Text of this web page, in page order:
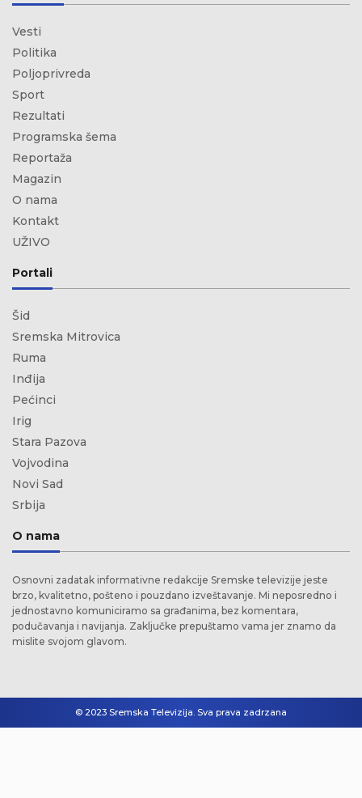
Vesti
Politika
Poljoprivreda
Sport
Rezultati
Programska šema
Reportaža
Magazin
O nama
Kontakt
UŽIVO
Portali
Šid
Sremska Mitrovica
Ruma
Inđija
Pećinci
Irig
Stara Pazova
Vojvodina
Novi Sad
Srbija
O nama
Osnovni zadatak informativne redakcije Sremske televizije jeste
brzo, kvalitetno, pošteno i pouzdano izveštavanje. Mi neposredno i
jednostavno komuniciramo sa građanima, bez komentara,
podučavanja i navijanja. Zaključke prepuštamo vama jer znamo da
mislite svojom glavom.
© 2023 Sremska Televizija. Sva prava zadrzana